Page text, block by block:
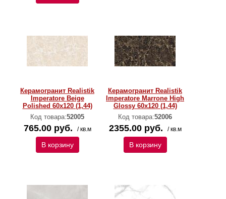
Керамогранит Realistik
Imperatore Beige
Polished 60x120 (1,44)
Код товара:52005
765.00 руб. / кв.м
В корзину
Керамогранит Realistik
Imperatore Marrone High
Glossy 60x120 (1,44)
Код товара:52006
2355.00 руб. / кв.м
В корзину